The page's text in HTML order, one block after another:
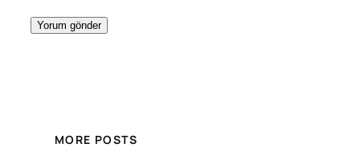
MORE POSTS